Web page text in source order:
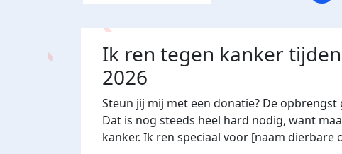
Ik ren tegen kanker
2026
Steun jij mij met een donatie? De
Dat is nog steeds heel hard nodig, want
kanker. Ik ren speciaal voor [naam dierbare